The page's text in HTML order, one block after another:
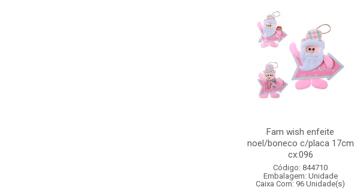
Fam wish enfeite
noel/boneco c/placa 17cm
cx:096
Código: 844710
Embalagem: Unidade
Caixa Com: 96 Unidade(s)